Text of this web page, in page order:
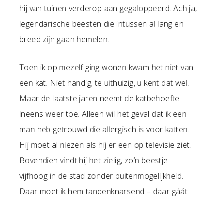
hij van tuinen verderop aan gegaloppeerd. Ach ja,
legendarische beesten die intussen al lang en
breed zijn gaan hemelen.
Toen ik op mezelf ging wonen kwam het niet van
een kat. Niet handig, te uithuizig, u kent dat wel.
Maar de laatste jaren neemt de katbehoefte
ineens weer toe. Alleen wil het geval dat ik een
man heb getrouwd die allergisch is voor katten.
Hij moet al niezen als hij er een op televisie ziet.
Bovendien vindt hij het zielig, zo’n beestje
vijfhoog in de stad zonder buitenmogelijkheid.
Daar moet ik hem tandenknarsend – daar gáát